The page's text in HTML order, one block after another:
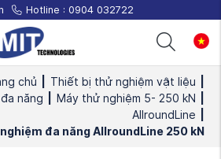
Hotline : 0904 032722
chủ Thiết bị thử nghiệm vật liệu
năng
Máy thử nghiệm 5- 250 kN
AllroundLine
đa năng AllroundLine 250 kN